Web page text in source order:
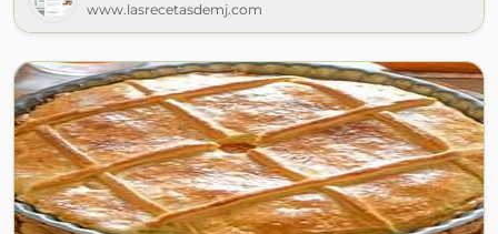
www.lasrecetasdemj.com